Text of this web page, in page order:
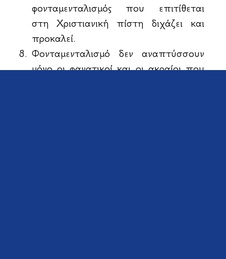
φονταμενταλισμός που επιτίθεται
στη Χριστιανική πίστη διχάζει και
προκαλεί.
Φονταμενταλισμό δεν αναπτύσσουν
μόνο οι φανατικοί και οι ακραίοι που